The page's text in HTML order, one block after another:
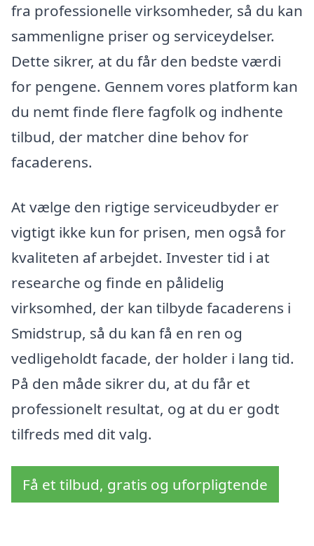
fra professionelle virksomheder, så du kan
sammenligne priser og serviceydelser.
Dette sikrer, at du får den bedste værdi
for pengene. Gennem vores platform kan
du nemt finde flere fagfolk og indhente
tilbud, der matcher dine behov for
facaderens.
At vælge den rigtige serviceudbyder er
vigtigt ikke kun for prisen, men også for
kvaliteten af arbejdet. Invester tid i at
researche og finde en pålidelig
virksomhed, der kan tilbyde facaderens i
Smidstrup, så du kan få en ren og
vedligeholdt facade, der holder i lang tid.
På den måde sikrer du, at du får et
professionelt resultat, og at du er godt
tilfreds med dit valg.
Få et tilbud, gratis og uforpligtende